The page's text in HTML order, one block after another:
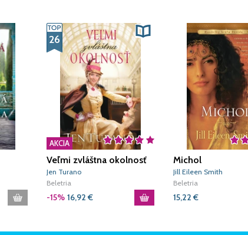
26
AKCIA
Veľmi zvláštna okolnosť
Jen Turano
Beletria
-15% 16,92 €
Michol
Jill Eileen Smith
Beletria
15,22 €